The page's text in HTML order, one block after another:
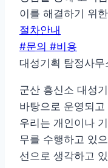
이를 해결하기 위
절차안내
#문의 #비용
대성기획 탐정사무
군산 흥신소 대성
바탕으로 운영되
우리는 개인이나
무를 수행하고 있
선으로 생각하고